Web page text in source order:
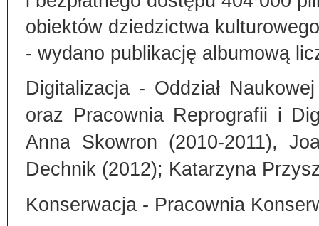
obiektów dziedzictwa kulturowego
- wydano publikację albumową
Digitalizacja - Oddział
oraz Pracownia Reprografii i
Anna Skowron (2010-2011),
Dechnik (2012); Katarzyna
Konserwacja - Pracownia